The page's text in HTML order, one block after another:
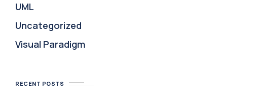
UML
Uncategorized
Visual Paradigm
RECENT POSTS